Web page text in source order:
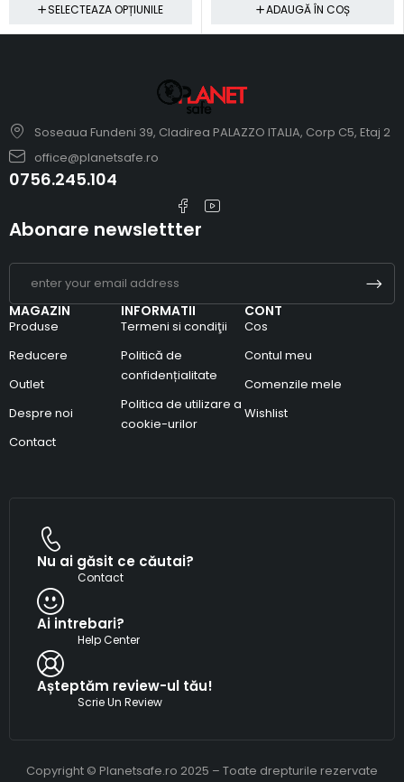
SELECTEAZA OPȚIUNILE ADAUGĂ ÎN COȘ
Soseaua Fundeni 39, Cladirea PALAZZO ITALIA, Corp C5, Etaj 2
office@planetsafe.ro
0756.245.104
MAGAZIN
Produse
Reducere
Outlet
Despre noi
Contact
INFORMATII
Termeni si condiţii
Politică de
confidențialitate
Politica de utilizare a
cookie-urilor
CONT
Cos
Contul meu
Comenzile mele
Wishlist
Abonare newslettter
Nu ai găsit ce căutai?
Contact
Ai intrebari?
Help Center
Așteptăm review-ul tău!
Scrie Un Review
Copyright © Planetsafe.ro 2025 – Toate drepturile rezervate